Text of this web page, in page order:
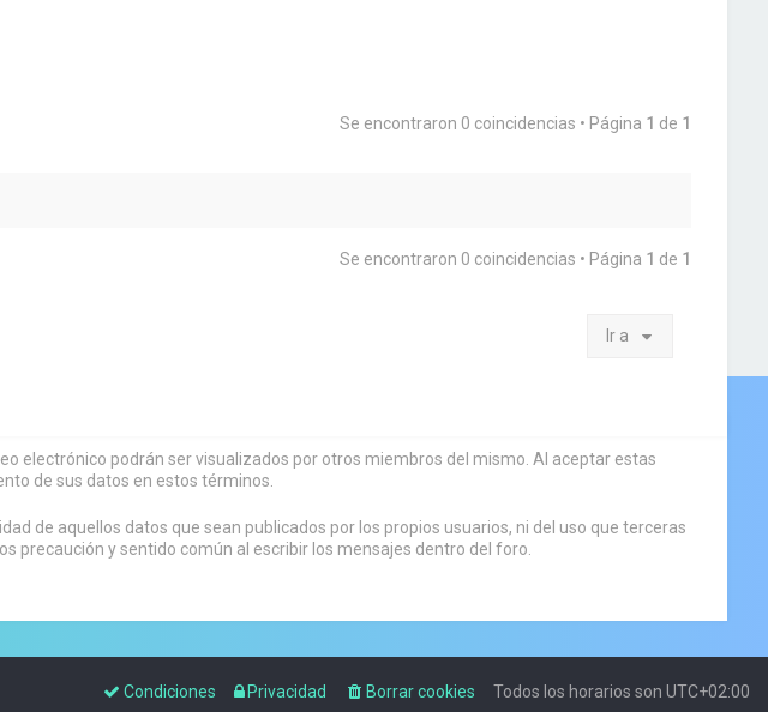
Se encontraron 0 coincidencias • Página 1 de 1
Se encontraron 0 coincidencias • Página 1 de 1
Ir a
electrónico podrán ser visualizados por otros miembros del mismo. Al aceptar estas
de sus datos en estos términos.
de aquellos datos que sean publicados por los propios usuarios, ni del uso que terceras
precaución y sentido común al escribir los mensajes dentro del foro.
Todos los horarios son UTC+02:00
Borrar cookies
Privacidad
Condiciones